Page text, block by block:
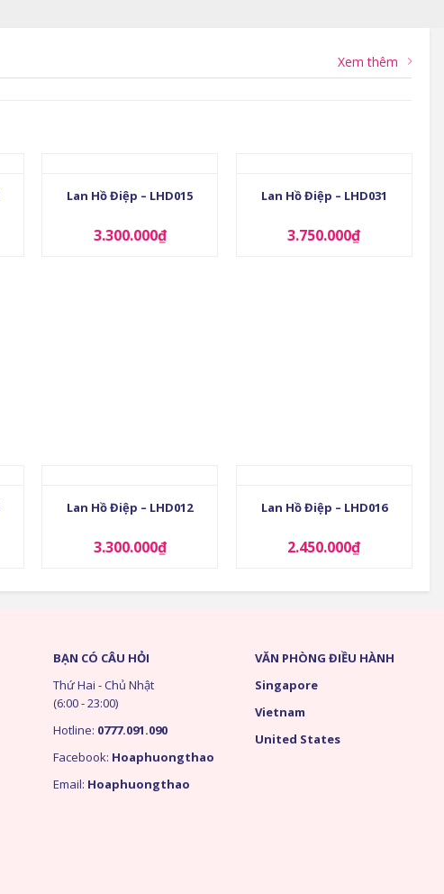
Xem thêm
Lan Hồ Điệp – LHD015
3.300.000₫
Lan Hồ Điệp – LHD031
3.750.000₫
Lan Hồ Điệp – LHD012
3.300.000₫
Lan Hồ Điệp – LHD016
2.450.000₫
BẠN CÓ CÂU HỎI
Thứ Hai - Chủ Nhật
(6:00 - 23:00)
Hotline: 0777.091.090
Facebook: Hoaphuongthao
Email: Hoaphuongthao
VĂN PHÒNG ĐIỀU HÀNH
Singapore
Vietnam
United States